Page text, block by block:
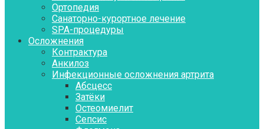
Ортопедия
Санаторно-курортное лечение
SPA-процедуры
Осложнения
Контрактура
Aнкилоз
Инфекционные осложнения артрита
Абсцесс
Затёки
Остеомиелит
Сепсис